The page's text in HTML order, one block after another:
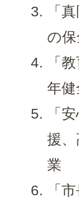
「
の
「
年
「
援
業
「